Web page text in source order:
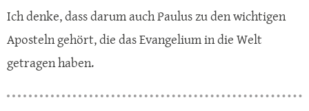
Ich denke, dass darum auch Paulus zu den wichtigen
Aposteln gehört, die das Evangelium in die Welt
getragen haben.